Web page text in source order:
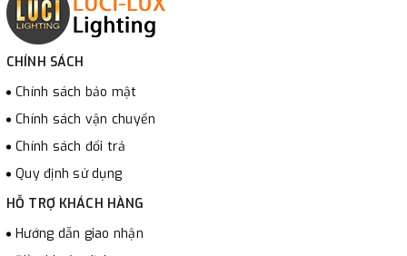
CHÍNH SÁCH
Chính sách bảo mật
Chính sách vận chuyển
Chính sách đổi trả
Quy định sử dụng
HỖ TRỢ KHÁCH HÀNG
Hướng dẫn giao nhận